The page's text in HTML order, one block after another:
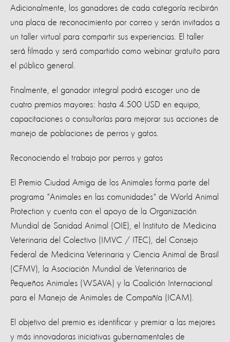
Adicionalmente, los ganadores de cada categoría recibirán
una placa de reconocimiento por correo y serán invitados a
un taller virtual para compartir sus experiencias. El taller
será filmado y será compartido como webinar gratuito para
el público general.
Finalmente, el ganador integral podrá escoger uno de
cuatro premios mayores: hasta 4.500 USD en equipo,
capacitaciones o consultorías para mejorar sus acciones de
manejo de poblaciones de perros y gatos.
Reconociendo el trabajo por perros y gatos
El Premio Ciudad Amiga de los Animales forma parte del
programa "Animales en las comunidades" de World Animal
Protection y cuenta con el apoyo de la Organización
Mundial de Sanidad Animal (OIE), el Instituto de Medicina
Veterinaria del Colectivo (IMVC / ITEC), del Consejo
Federal de Medicina Veterinaria y Ciencia Animal de Brasil
(CFMV), la Asociación Mundial de Veterinarios de
Pequeños Animales (WSAVA) y la Coalición Internacional
para el Manejo de Animales de Compañía (ICAM).
El objetivo del premio es identificar y premiar a las mejores
y más innovadoras iniciativas gubernamentales de